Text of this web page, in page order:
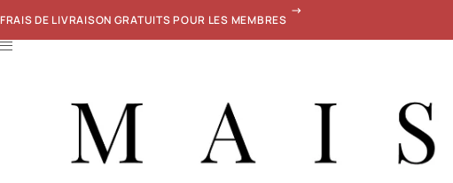
FRAIS DE LIVRAISON GRATUITS POUR LES MEMBRES